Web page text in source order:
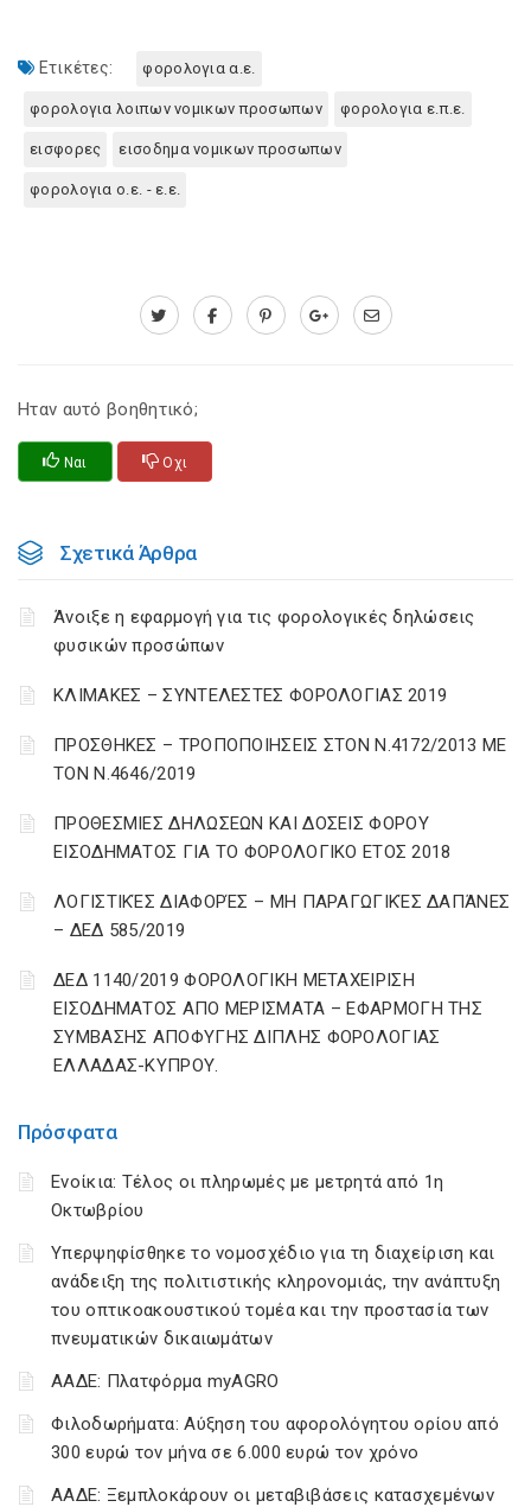
Πρόσφατα
Ενοίκια: Τέλος οι πληρωμές με μετρητά από 1η
Οκτωβρίου
Υπερψηφίσθηκε το νομοσχέδιο για τη διαχείριση και
ανάδειξη της πολιτιστικής κληρονομιάς, την ανάπτυξη
του οπτικοακουστικού τομέα και την προστασία των
πνευματικών δικαιωμάτων
ΑΑΔΕ: Πλατφόρμα myAGRO
Φιλοδωρήματα: Αύξηση του αφορολόγητου ορίου από
300 ευρώ τον μήνα σε 6.000 ευρώ τον χρόνο
ΑΑΔΕ: Ξεμπλοκάρουν οι μεταβιβάσεις κατασχεμένων
Ετικέτες: φορολογια α.ε.
φορολογια λοιπων νομικων προσωπων φορολογια ε.π.ε.
εισφορες εισοδημα νομικων προσωπων
φορολογια ο.ε. - ε.ε.
Ηταν αυτό βοηθητικό;
Ναι Οχι
Σχετικά Άρθρα
Άνοιξε η εφαρμογή για τις φορολογικές δηλώσεις
φυσικών προσώπων
ΚΛΙΜΑΚΕΣ – ΣΥΝΤΕΛΕΣΤΕΣ ΦΟΡΟΛΟΓΙΑΣ 2019
ΠΡΟΣΘΗΚΕΣ – ΤΡΟΠΟΠΟΙΗΣΕΙΣ ΣΤΟΝ Ν.4172/2013 ΜΕ
ΤΟΝ Ν.4646/2019
ΠΡΟΘΕΣΜΙΕΣ ΔΗΛΩΣΕΩΝ ΚΑΙ ΔΟΣΕΙΣ ΦΟΡΟΥ
ΕΙΣΟΔΗΜΑΤΟΣ ΓΙΑ ΤΟ ΦΟΡΟΛΟΓΙΚΟ ΕΤΟΣ 2018
ΛΟΓΙΣΤΙΚΈΣ ΔΙΑΦΟΡΈΣ – ΜΗ ΠΑΡΑΓΩΓΙΚΈΣ ΔΑΠΆΝΕΣ
– ΔΕΔ 585/2019
ΔΕΔ 1140/2019 ΦΟΡΟΛΟΓΙΚΗ ΜΕΤΑΧΕΙΡΙΣΗ
ΕΙΣΟΔΗΜΑΤΟΣ ΑΠΟ ΜΕΡΙΣΜΑΤΑ – ΕΦΑΡΜΟΓΗ ΤΗΣ
ΣΥΜΒΑΣΗΣ ΑΠΟΦΥΓΗΣ ΔΙΠΛΗΣ ΦΟΡΟΛΟΓΙΑΣ
ΕΛΛΑΔΑΣ-ΚΥΠΡΟΥ.